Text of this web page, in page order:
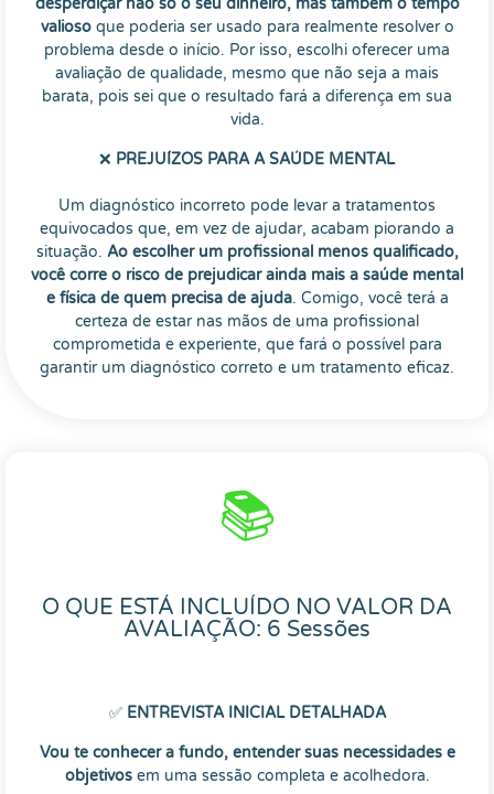
desperdiçar não só o seu dinheiro, mas também o tempo
valiosoque poderia ser usado para realmente resolver o
problema desde o início. Por isso, escolhi oferecer uma
avaliação de qualidade, mesmo que não seja a mais
barata, pois sei que o resultado fará a diferença em sua
vida.
❌ PREJUÍZOS PARA A SAÚDE MENTAL
Um diagnóstico incorreto pode levar a tratamentos
equivocados que, em vez de ajudar, acabam piorando a
situação. Ao escolher um profissional menos qualificado,
você corre o risco de prejudicar ainda mais a saúde mental
e física de quem precisa de ajuda. Comigo, você terá a
certeza de estar nas mãos de uma profissional
comprometida e experiente, que fará o possível para
garantir um diagnóstico correto e um tratamento eficaz.
📚
O QUE ESTÁ INCLUÍDO NO VALOR DA
AVALIAÇÃO: 6 Sessões
✅ ENTREVISTA INICIAL DETALHADA
Vou te conhecer a fundo, entender suas necessidades e
objetivosem uma sessão completa e acolhedora.